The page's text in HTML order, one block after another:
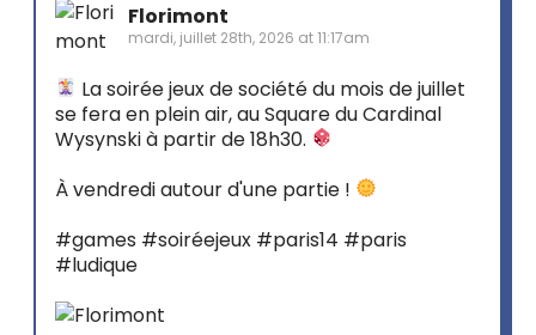
Florimont
mardi, juillet 28th, 2026 at 11:17am
La soirée jeux de société du mois de juillet
se fera en plein air, au Square du Cardinal
Wysynski à partir de 18h30.
À vendredi autour d'une partie !
#games #soiréejeux #paris14 #paris
#ludique